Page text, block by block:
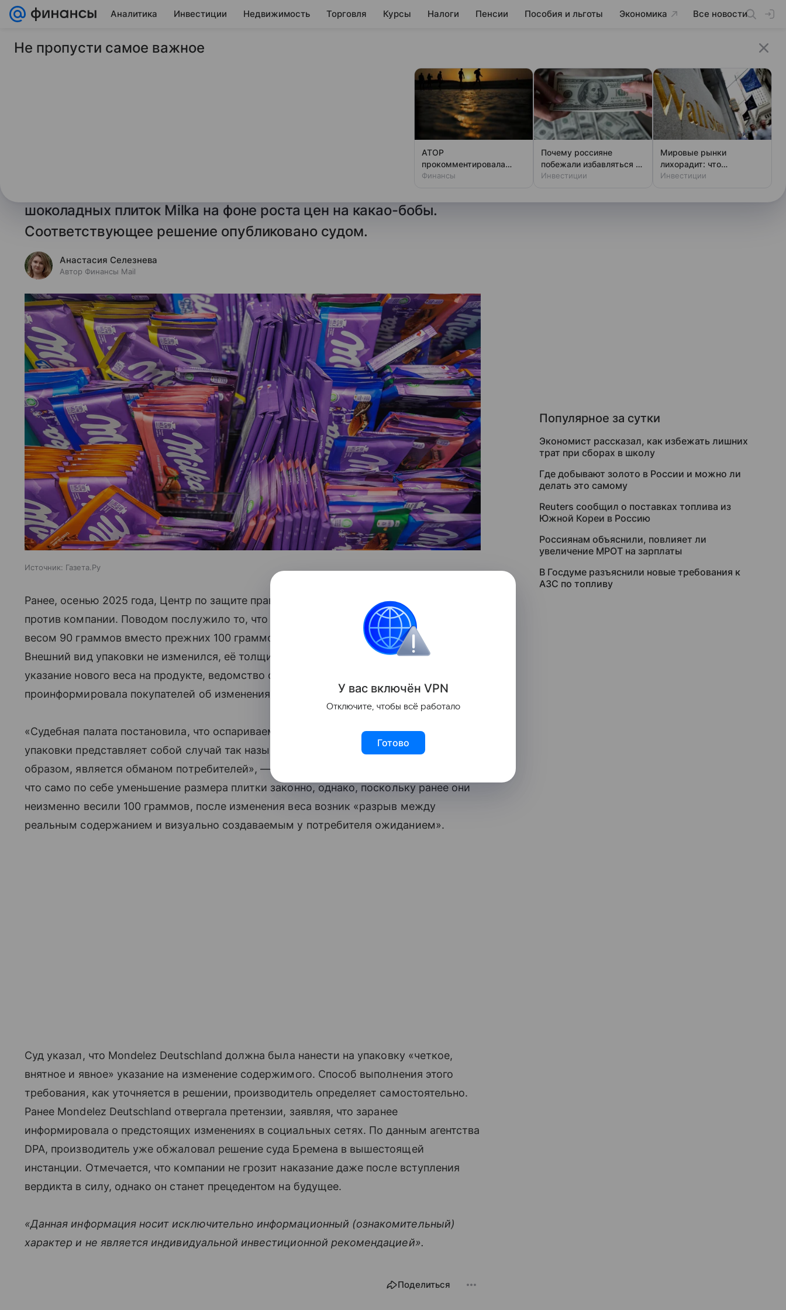
Аналитика Инвестиции Недвижимость Торговля Курсы Налоги Пенсии Пособия и льготы Экономика Все новости
13 мая 2026 Финансы Mail
шоколадных плиток Milka на фоне роста цен на какао-бобы.
Соответствующее решение опубликовано судом.
Анастасия Селезнева
Автор Финансы Mail
Источник: Газета.Ру
Ранее, осенью 2025 года, Центр по защите прав потребителей Гамбурга
против компании. Поводом послужило то, что производитель начал выпускать плитки
весом 90 граммов вместо прежних 100 граммов из-за увеличения стоимости сырья.
Внешний вид упаковки не изменился, её толщина уменьшилась на 1 мм. Несмотря на
указание нового веса на продукте, ведомство сочло, что компания недостаточно
проинформировала покупателей об изменениях.
«Судебная палата постановила, что оспариваемое [истцами] уменьшение содержания
упаковки представляет собой случай так называемых упаковок-пустышек и, таким
образом, является обманом потребителей», — говорится в решении. Судьи отметили,
что само по себе уменьшение размера плитки законно, однако, поскольку ранее они
неизменно весили 100 граммов, после изменения веса возник «разрыв между
реальным содержанием и визуально создаваемым у потребителя ожиданием».
Суд указал, что Mondelez Deutschland должна была нанести на упаковку «четкое,
внятное и явное» указание на изменение содержимого. Способ выполнения этого
требования, как уточняется в решении, производитель определяет самостоятельно.
Ранее Mondelez Deutschland отвергала претензии, заявляя, что заранее
информировала о предстоящих изменениях в социальных сетях. По данным агентства
DPA, производитель уже обжаловал решение суда Бремена в вышестоящей
инстанции. Отмечается, что компании не грозит наказание даже после вступления
вердикта в силу, однако он станет прецедентом на будущее.
«Данная информация носит исключительно информационный (ознакомительный)
характер и не является индивидуальной инвестиционной рекомендацией».
Поделиться
Популярное за сутки
Экономист рассказал, как избежать лишних
трат при сборах в школу
Где добывают золото в России и можно ли
делать это самому
Reuters сообщил о поставках топлива из
Южной Кореи в Россию
Россиянам объяснили, повлияет ли
увеличение МРОТ на зарплаты
В Госдуме разъяснили новые требования к
АЗС по топливу
Не пропусти самое важное
АТОР
прокомментировала
данные о жалобах
Финансы
Почему россияне
побежали избавляться от
долларов и евро
Инвестиции
Мировые рынки
лихорадит: что
происходит с
Инвестиции
У вас включён VPN
Отключите, чтобы всё работало
Готово